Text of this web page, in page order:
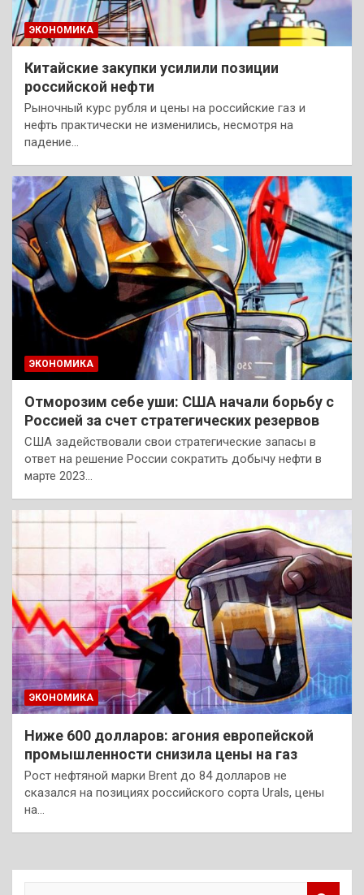
ЭКОНОМИКА
Китайские закупки усилили позиции
российской нефти
Рыночный курс рубля и цены на российские газ и
нефть практически не изменились, несмотря на
падение…
ЭКОНОМИКА
Отморозим себе уши: США начали борьбу с
Россией за счет стратегических резервов
США задействовали свои стратегические запасы в
ответ на решение России сократить добычу нефти в
марте 2023…
ЭКОНОМИКА
Ниже 600 долларов: агония европейской
промышленности снизила цены на газ
Рост нефтяной марки Brent до 84 долларов не
сказался на позициях российского сорта Urals, цены
на…